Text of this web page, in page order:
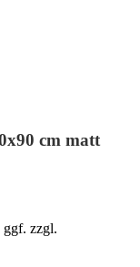
cm matt
zzgl.